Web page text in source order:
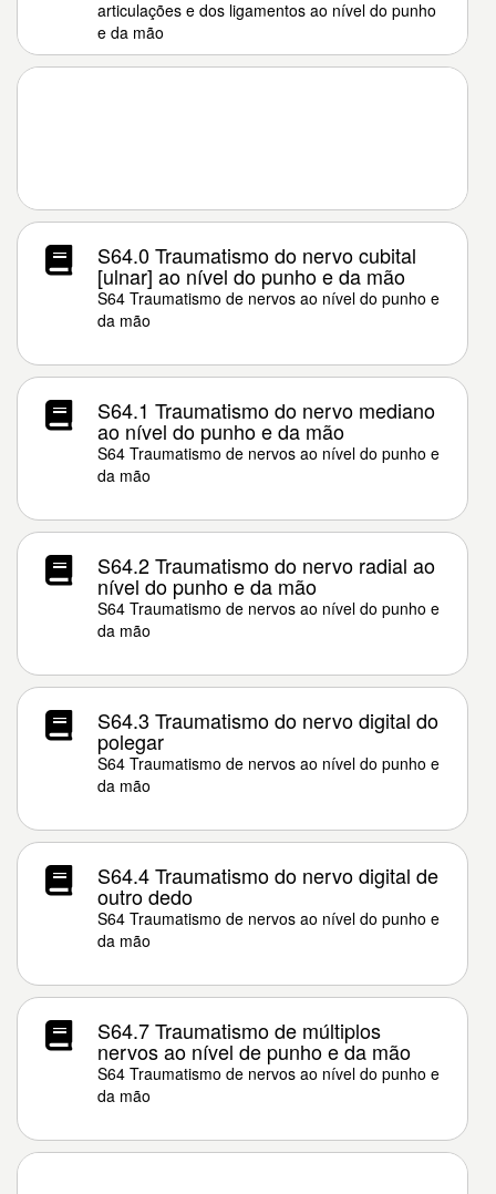
articulações e dos ligamentos ao nível do punho
e da mão
S64.0 Traumatismo do nervo cubital
[ulnar] ao nível do punho e da mão
S64 Traumatismo de nervos ao nível do punho e
da mão
S64.1 Traumatismo do nervo mediano
ao nível do punho e da mão
S64 Traumatismo de nervos ao nível do punho e
da mão
S64.2 Traumatismo do nervo radial ao
nível do punho e da mão
S64 Traumatismo de nervos ao nível do punho e
da mão
S64.3 Traumatismo do nervo digital do
polegar
S64 Traumatismo de nervos ao nível do punho e
da mão
S64.4 Traumatismo do nervo digital de
outro dedo
S64 Traumatismo de nervos ao nível do punho e
da mão
S64.7 Traumatismo de múltiplos
nervos ao nível de punho e da mão
S64 Traumatismo de nervos ao nível do punho e
da mão